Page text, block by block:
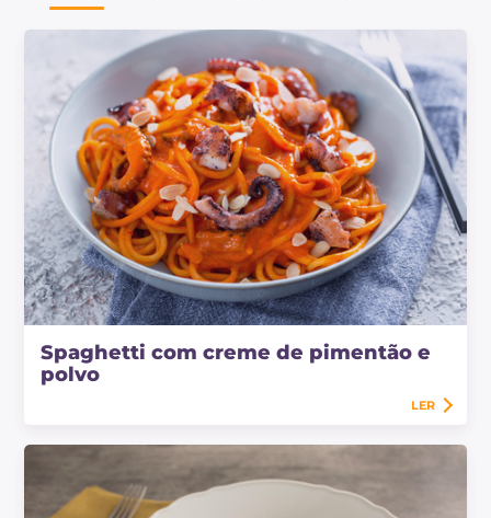
Spaghetti com creme de pimentão e
polvo
LER